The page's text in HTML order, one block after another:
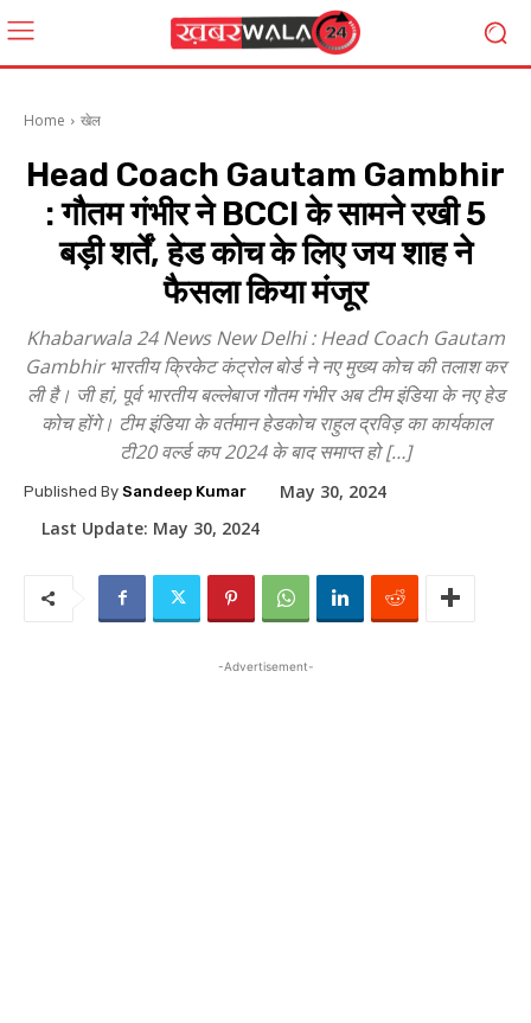
Home खेल
Head Coach Gautam Gambhir
: गौतम गंभीर ने BCCI के सामने रखी 5
बड़ी शर्तें, हेड कोच के लिए जय शाह ने
फैसला किया मंजूर
Khabarwala 24 News New Delhi : Head Coach Gautam
Gambhir भारतीय क्रिकेट कंट्रोल बोर्ड ने नए मुख्य कोच की तलाश कर
ली है। जी हां, पूर्व भारतीय बल्लेबाज गौतम गंभीर अब टीम इंडिया के नए हेड
कोच होंगे। टीम इंडिया के वर्तमान हेडकोच राहुल द्रविड़ का कार्यकाल
टी20 वर्ल्ड कप 2024 के बाद समाप्त हो […]
Published By Sandeep Kumar
May 30, 2024
Last Update: May 30, 2024
-Advertisement-